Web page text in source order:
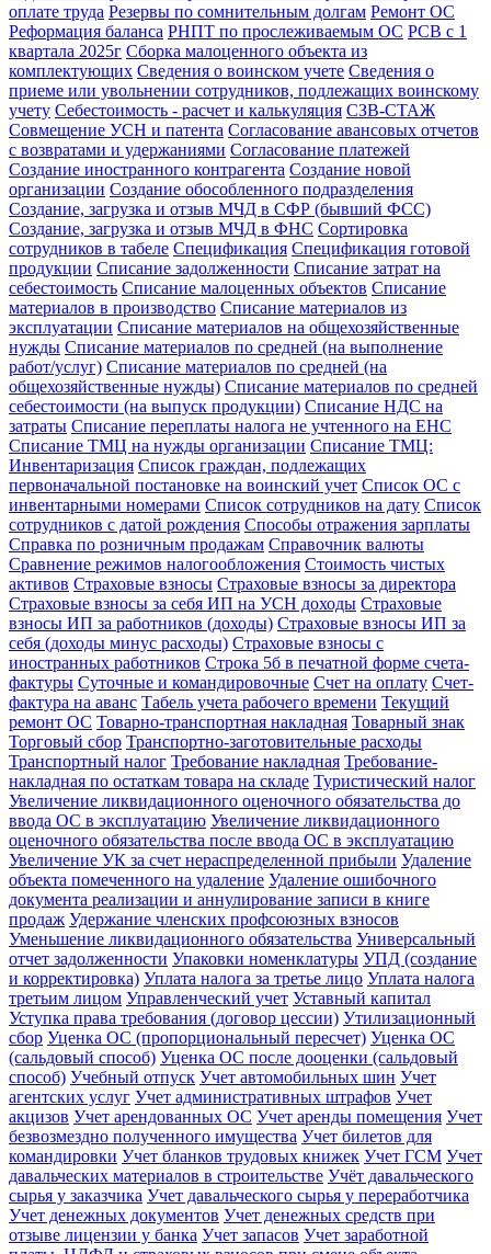
оплате труда Резервы по сомнительным долгам Ремонт ОС
Реформация баланса РНПТ по прослеживаемым ОС РСВ с 1
квартала 2025г Сборка малоценного объекта из
комплектующих Сведения о воинском учете Сведения о
приеме или увольнении сотрудников, подлежащих воинскому
учету Себестоимость - расчет и калькуляция СЗВ-СТАЖ
Совмещение УСН и патента Согласование авансовых отчетов
с возвратами и удержаниями Согласование платежей
Создание иностранного контрагента Создание новой
организации Создание обособленного подразделения
Создание, загрузка и отзыв МЧД в СФР (бывший ФСС)
Создание, загрузка и отзыв МЧД в ФНС Сортировка
сотрудников в табеле Спецификация Спецификация готовой
продукции Списание задолженности Списание затрат на
себестоимость Списание малоценных объектов Списание
материалов в производство Списание материалов из
эксплуатации Списание материалов на общехозяйственные
нужды Списание материалов по средней (на выполнение
работ/услуг) Списание материалов по средней (на
общехозяйственные нужды) Списание материалов по средней
себестоимости (на выпуск продукции) Списание НДС на
затраты Списание переплаты налога не учтенного на ЕНС
Списание ТМЦ на нужды организации Списание ТМЦ:
Инвентаризация Список граждан, подлежащих
первоначальной постановке на воинский учет Список ОС с
инвентарными номерами Список сотрудников на дату Список
сотрудников с датой рождения Способы отражения зарплаты
Справка по розничным продажам Справочник валюты
Сравнение режимов налогообложения Стоимость чистых
активов Страховые взносы Страховые взносы за директора
Страховые взносы за себя ИП на УСН доходы Страховые
взносы ИП за работников (доходы) Страховые взносы ИП за
себя (доходы минус расходы) Страховые взносы с
иностранных работников Строка 5б в печатной форме счета-
фактуры Суточные и командировочные Счет на оплату Счет-
фактура на аванс Табель учета рабочего времени Текущий
ремонт ОС Товарно-транспортная накладная Товарный знак
Торговый сбор Транспортно-заготовительные расходы
Транспортный налог Требование накладная Требование-
накладная по остаткам товара на складе Туристический налог
Увеличение ликвидационного оценочного обязательства до
ввода ОС в эксплуатацию Увеличение ликвидационного
оценочного обязательства после ввода ОС в эксплуатацию
Увеличение УК за счет нераспределенной прибыли Удаление
объекта помеченного на удаление Удаление ошибочного
документа реализации и аннулирование записи в книге
продаж Удержание членских профсоюзных взносов
Уменьшение ликвидационного обязательства Универсальный
отчет задолженности Упаковки номенклатуры УПД (создание
и корректировка) Уплата налога за третье лицо Уплата налога
третьим лицом Управленческий учет Уставный капитал
Уступка права требования (договор цессии) Утилизационный
сбор Уценка ОС (пропорциональный пересчет) Уценка ОС
(сальдовый способ) Уценка ОС после дооценки (сальдовый
способ) Учебный отпуск Учет автомобильных шин Учет
агентских услуг Учет административных штрафов Учет
акцизов Учет арендованных ОС Учет аренды помещения Учет
безвозмездно полученного имущества Учет билетов для
командировки Учет бланков трудовых книжек Учет ГСМ Учет
давальческих материалов в строительстве Учёт давальческого
сырья у заказчика Учет давальческого сырья у переработчика
Учет денежных документов Учет денежных средств при
отзыве лицензии у банка Учет запасов Учет заработной